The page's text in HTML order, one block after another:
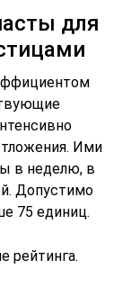
для
Ими
в неделю, в
Допустимо
75 единиц.
рейтинга.